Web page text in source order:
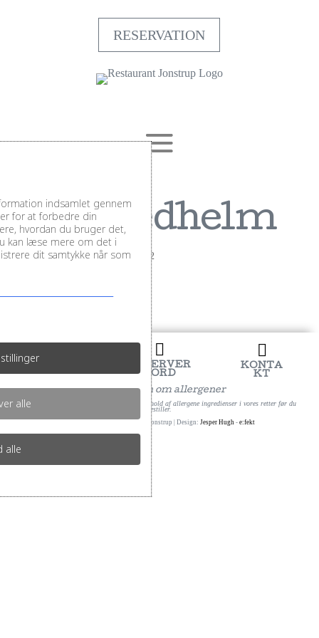
RESERVATION
Schwedhelm
afTeamJonstrup|maj 3, 2022
h
ORT

RESERVER
BORD

KONTA
KT
Information om allergener
Kontakt os for nærmere information om indhold af allergene ingredienser i vores retter før du
bestiller.
Copyright ©2026 | Restaurant Jonstrup | Design: Jesper Hugh- e:fekt
indsamlet gennem
for at forbedre din
hvordan du bruger det,
kan læse mere om det i
dit samtykke når som
alle
alle